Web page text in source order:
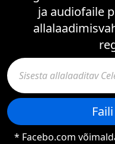
ja audiofaile
* Facebo.com